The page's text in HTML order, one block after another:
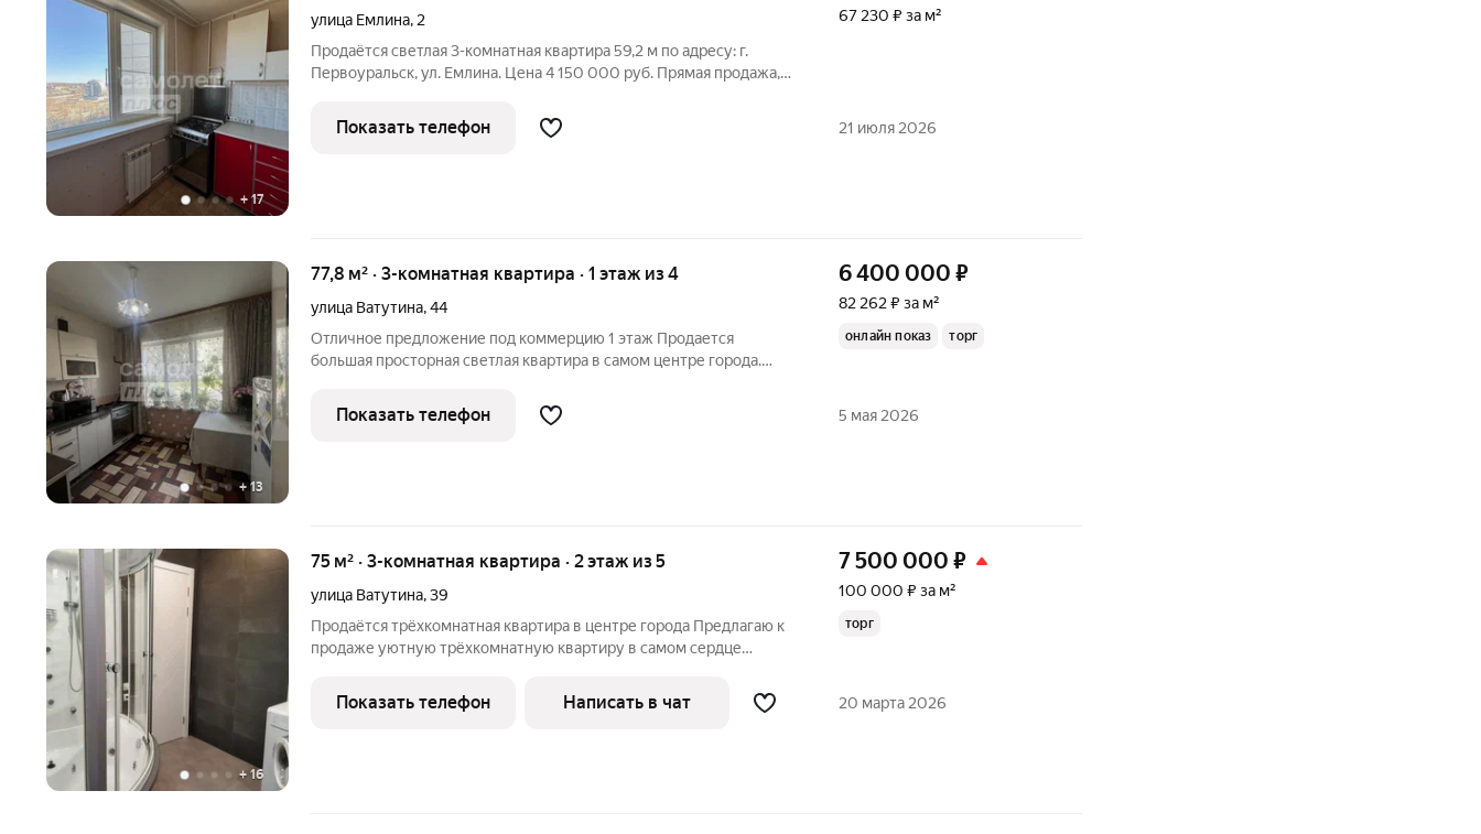
+ 17
улица Емлина, 2
Продаётся светлая 3-комнатная квартира 59,2 м по адресу: г.
Первоуральск, ул. Емлина. Цена 4 150 000 руб. Прямая продажа,
возможна. Квартира на 4 этаже 5-этажного панельного дома.
Жилая
67 230 ₽ за м²
Показать телефон 21 июля 2026
+13
77,8 м² · 3-комнатная квартира · 1 этаж из 4
улица Ватутина,44
Отличное предложение под коммерцию 1 этаж Продается
большая просторная светлая квартира в самом центре города.
высокие потолки, Окна на ул.Ватутина и во двор. Отличные
соседи, домофон.
6 400 000 ₽
82 262 ₽ за м²
онлайн показ торг
Показать телефон 5 мая 2026
+ 16
75 м² · 3-комнатная квартира · 2 этаж из 5
улица Ватутина,39
Продаётся трёхкомнатная квартира в центре города Предлагаю к
продаже уютную трёхкомнатную квартиру в самом сердце
удобную локацию! Основные характеристики: общая площадь: 75
м2; два сан узла:один
7 500 000 ₽
100 000 ₽ за м²
торг
Показать телефон Написать в чат 20 марта 2026